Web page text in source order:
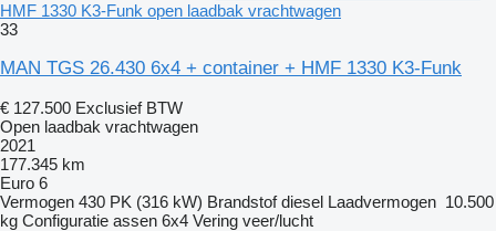
HMF 1330 K3-Funk open laadbak vrachtwagen
33
MAN TGS 26.430 6x4 + container + HMF 1330 K3-Funk
€ 127.500 Exclusief BTW
Open laadbak vrachtwagen
2021
177.345 km
Euro 6
Vermogen 430 PK (316 kW) Brandstof diesel Laadvermogen 10.500
kg Configuratie assen 6x4 Vering veer/lucht